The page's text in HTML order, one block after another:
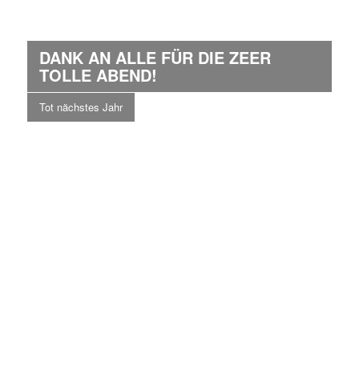
DANK AN ALLE FÜR DIE ZEER
TOLLE ABEND!
Tot nächstes Jahr